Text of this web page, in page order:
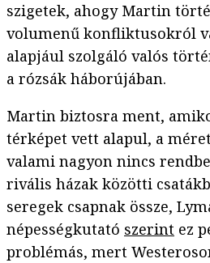
szigetek, ahogy Martin
volumenű konfliktusokról
alapjául szolgáló valós
a rózsák háborújában.
Martin biztosra ment,
térképet vett alapul, a
valami nagyon nincs
rivális házak közötti
seregek csapnak össze,
népességkutató szerint ez
problémás, mert